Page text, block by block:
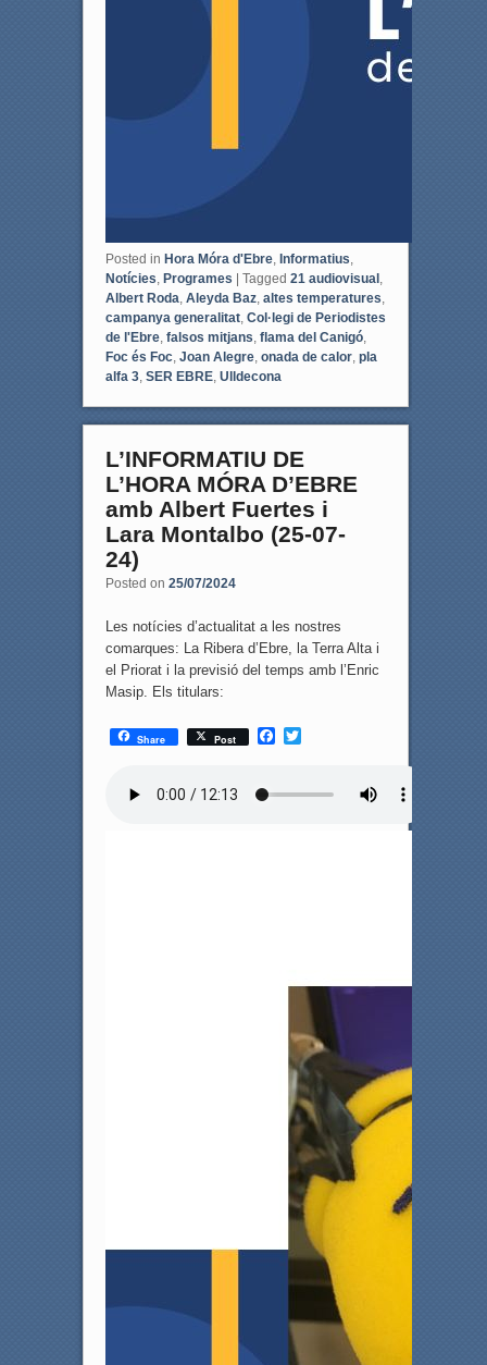
Posted in Hora Móra d'Ebre, Informatius
Notícies Programes | Tagged 21 audiovisual,
Albert Roda Aleyda Baz, altes temperatures
campanya generalitat, Col·legi de Periodistes
de l'Ebre, falsos mitjans flama del Canigó,
Foc és Foc, Joan Alegre, onada de calor, pla
alfa 3, SER EBRE, Ulldecona
L’INFORMATIU DE
L’HORA MÓRA D’EBRE
amb Albert Fuertes i
Lara Montalbo (25-07-
24)
Posted on 25/07/2024
Les notícies d’actualitat a les nostres
comarques: La Ribera d’Ebre, la Terra Alta i
el Priorat i la previsió del temps amb l’Enric
Masip. Els titulars:
Share Post
F
T